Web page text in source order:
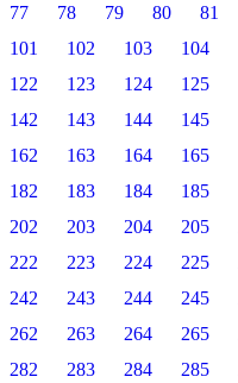
77
78 79 80 81
101
102 103 104
122
123 124 125
142
143 144 145
162
163 164 165
182
183 184 185
202
203 204 205
222
223 224 225
242
243 244 245
262
263 264 265
282
283 284 285